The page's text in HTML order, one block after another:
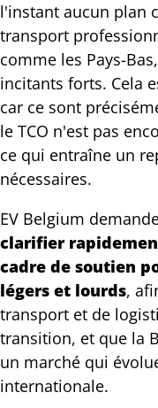
l'instant aucun plan
transport
comme les Pays-
incitants forts. Cela
car ce sont
le TCO n'est pas
ce qui entraîne un
nécessaires.
EV Belgium
clarifier
cadre de soutien
légers et lourds,
transport et de
transition, et que la
un marché qui
internationale.